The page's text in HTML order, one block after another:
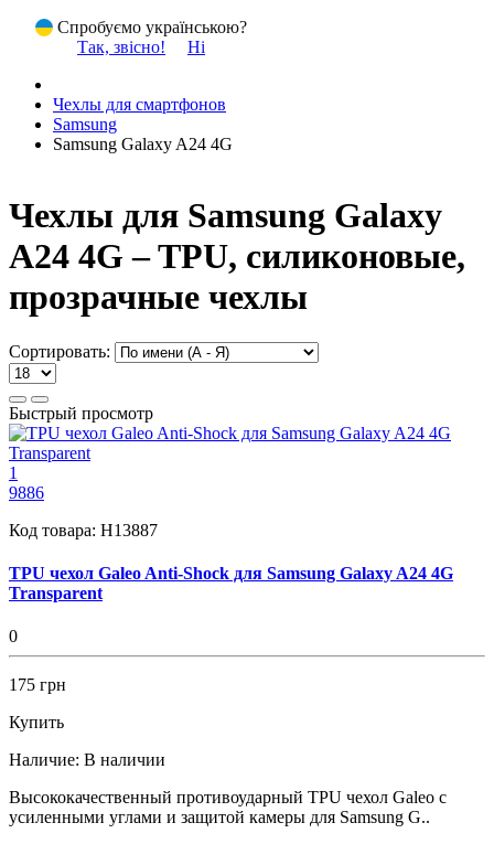
Спробуємо українською?
Так, звісно!
Ні
Чехлы для смартфонов
Samsung
Samsung Galaxy A24 4G
Чехлы для Samsung Galaxy
A24 4G – TPU, силиконовые,
прозрачные чехлы
Сортировать:
Быстрый просмотр
1
9886
Код товара: H13887
TPU чехол Galeo Anti-Shock для Samsung Galaxy A24 4G
Transparent
0
175 грн
Купить
Наличие: В наличии
Высококачественный противоударный TPU чехол Galeo с
усиленными углами и защитой камеры для Samsung G..